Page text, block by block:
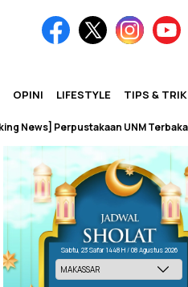
OPINI LIFESTYLE TIPS & TRIK
Perpustakaan UNM Terbakar
Sabtu, 23 Safar 1448 H / 08 Agustus 2026